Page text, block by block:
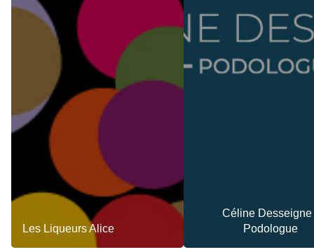
Les Liqueurs Alice
Céline Desseigne
Podologue